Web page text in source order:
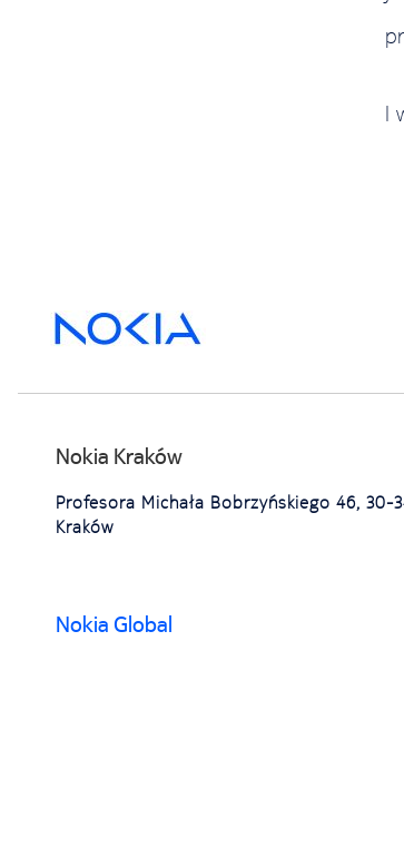
I
Nokia Kraków
Profesora Michała Bobrzyńskiego 46, 30-
Kraków
Nokia Global